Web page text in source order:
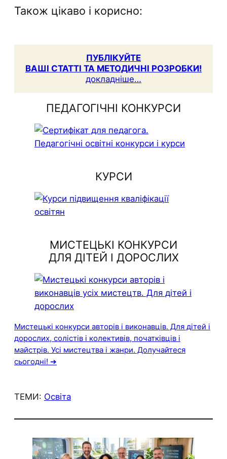
Також цікаво і корисно:
ПУБЛІКУЙТЕ
ВАШІ СТАТТІ ТА МЕТОДИЧНІ РОЗРОБКИ!
докладніше…
ПЕДАГОГІЧНІ КОНКУРСИ
КУРСИ
МИСТЕЦЬКІ КОНКУРСИ
ДЛЯ ДІТЕЙ І ДОРОСЛИХ
Мистецькі конкурси авторів і виконавців. Для дітей і
дорослих, солістів і колективів, початківців і
майстрів. Усі мистецтва і жанри. Долучайтеся
сьогодні! ➔
ТЕМИ: Освіта